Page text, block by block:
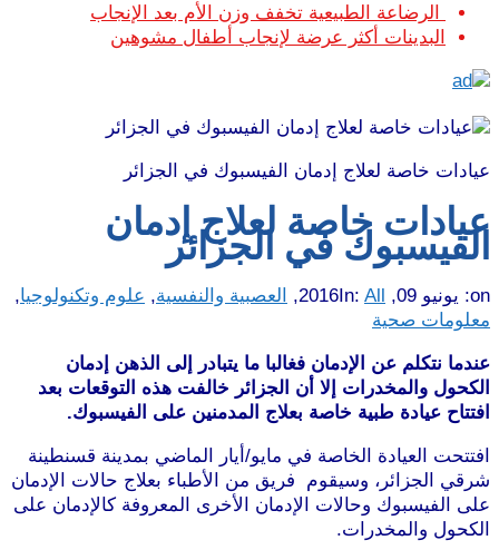
الرضاعة الطبيعية تخفف وزن الأم بعد الإنجاب
البدينات أكثر عرضة لإنجاب أطفال مشوهين
عيادات خاصة لعلاج إدمان الفيسبوك في الجزائر
عيادات خاصة لعلاج إدمان
الفيسبوك في الجزائر
on: يونيو 09, 2016 In: All
, العصبية والنفسية, علوم وتكنولوجيا,
معلومات صحية
عندما نتكلم عن الإدمان فغالبا ما يتبادر إلى الذهن إدمان
الكحول والمخدرات إلا أن الجزائر خالفت هذه التوقعات بعد
افتتاح عيادة طبية خاصة بعلاج المدمنين على الفيسبوك.
افتتحت العيادة الخاصة في مايو/أيار الماضي بمدينة قسنطينة
شرقي الجزائر، وسيقوم فريق من الأطباء بعلاج حالات الإدمان
على الفيسبوك وحالات الإدمان الأخرى المعروفة كالإدمان على
الكحول والمخدرات.